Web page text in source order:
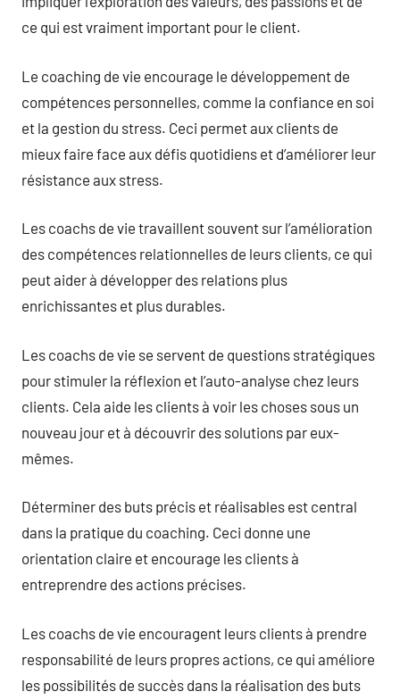
ce qui est vraiment important pour le client.
Le coaching de vie encourage le développement de
compétences personnelles, comme la confiance en soi
et la gestion du stress. Ceci permet aux clients de
mieux faire face aux défis quotidiens et d’améliorer leur
résistance aux stress.
Les coachs de vie travaillent souvent sur l’amélioration
des compétences relationnelles de leurs clients, ce qui
peut aider à développer des relations plus
enrichissantes et plus durables.
Les coachs de vie se servent de questions stratégiques
pour stimuler la réflexion et l’auto-analyse chez leurs
clients. Cela aide les clients à voir les choses sous un
nouveau jour et à découvrir des solutions par eux-
mêmes.
Déterminer des buts précis et réalisables est central
dans la pratique du coaching. Ceci donne une
orientation claire et encourage les clients à
entreprendre des actions précises.
Les coachs de vie encouragent leurs clients à prendre
responsabilité de leurs propres actions, ce qui améliore
les possibilités de succès dans la réalisation des buts